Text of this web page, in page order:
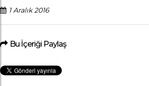
1 Aralık 2016
Bu İçeriği Paylaş